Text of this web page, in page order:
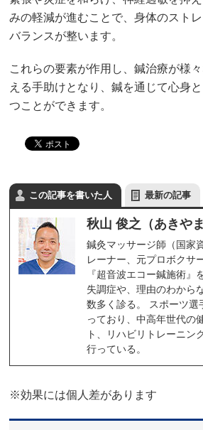
みの軽減が進むことで、身体のスト
バランスが整います。
これらの要素が作用し、鍼治療が様
える手助けとなり、鍼を通じて心身
つことができます。
この記事を書いた人 最新の記事
秋山 俊之（あきや
鍼灸マッサージ師（国家
レーナー、元プロボクサ
『超音波エコー鍼施術』
失調症や、理由のわから
数多く診る。 スポーツ選
っており、中高年世代の
ト、リハビリトレーニン
行っている。
※効果には個人差があります